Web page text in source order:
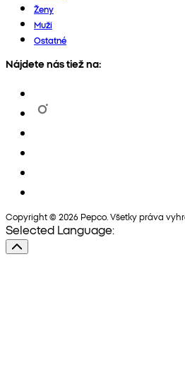
Ženy
Muži
Ostatné
Nájdete nás tiež na:
Copyright © 2026 Pepco. Všetky práva
Selected Language: